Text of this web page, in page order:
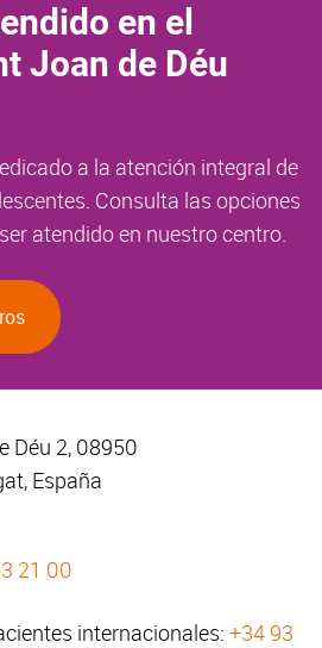
en el
Joan de Déu
a la atención integral de
Consulta las opciones
atendido en nuestro centro.
Déu 2, 08950
España
21 00
internacionales: +34 93